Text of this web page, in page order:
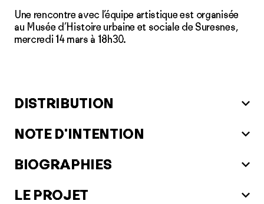
Une rencontre avec l’équipe artistique est organisée
au Musée d’Histoire urbaine et sociale de Suresnes,
mercredi 14 mars à 18h30.
DISTRIBUTION
NOTE D'INTENTION
BIOGRAPHIES
LE PROJET